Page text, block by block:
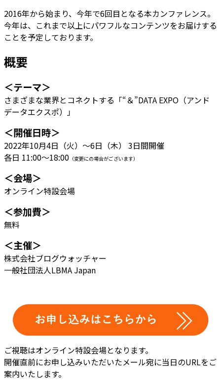
2016年から始まり、今年で6回目となる本カンファレンス。
今年は、これまで以上にパワフルなコンテンツをお届けする
ことを予定しております。
概要
＜テーマ＞
さまざまな業界とコネクトする「“＆”DATA EXPO（アンド
データエクスポ）」
＜開催日時＞
2022年10月4日（火）～6日（木） 3日間開催
各日 11:00～18:00 （変更にの場合がございます）
＜会場＞
オンライン特設会場
＜参加費＞
無料
＜主催＞
株式会社ブログウォッチャー
一般社団法人LBMA Japan
ご視聴はオンライン特設会場となります。
開催直前にお申し込みいただいたメール宛に当日のURLをご
案内いたします。